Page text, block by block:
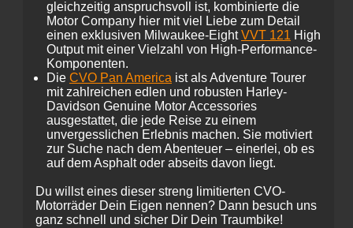
gleichzeitig anspruchsvoll ist, kombinierte die
Motor Company hier mit viel Liebe zum Detail
einen exklusiven Milwaukee-EightVVT 121 High
Output mit einer Vielzahl von High-Performance-
Komponenten.
Die CVO Pan America ist als Adventure Tourer
mit zahlreichen edlen und robusten Harley-
Davidson Genuine Motor Accessories
ausgestattet, die jede Reise zu einem
unvergesslichen Erlebnis machen. Sie motiviert
zur Suche nach dem Abenteuer – einerlei, ob es
auf dem Asphalt oder abseits davon liegt.
Du willst eines dieser streng limitierten CVO-
Motorräder Dein Eigen nennen? Dann besuch uns
ganz schnell und sicher Dir Dein Traumbike!